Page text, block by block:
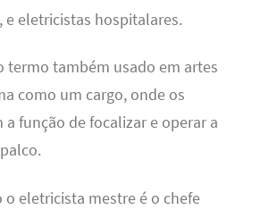
e eletricistas hospitalares.
termo também usado em artes
como um cargo, onde os
função de focalizar e operar a
o eletricista mestre é o chefe